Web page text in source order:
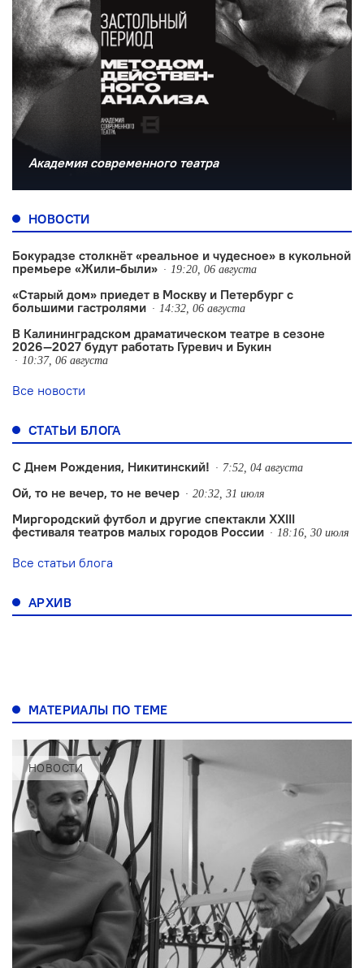
Академия современного театра
НОВОСТИ
Бокурадзе столкнëт «реальное и чудесное» в кукольной
премьере «Жили-были»
19:20, 06 августа
«Старый дом» приедет в Москву и Петербург с
большими гастролями
14:32, 06 августа
В Калининградском драматическом театре в сезоне
2026—2027 будут работать Гуревич и Букин
10:37, 06 августа
Все новости
СТАТЬИ БЛОГА
С Днем Рождения, Никитинский! 7:52, 04 августа
Ой, то не вечер, то не вечер 20:32, 31 июля
Миргородский футбол и другие спектакли XXIII
фестиваля театров малых городов России
18:16, 30 июля
Все статьи блога
АРХИВ
МАТЕРИАЛЫ ПО ТЕМЕ
НОВОСТИ